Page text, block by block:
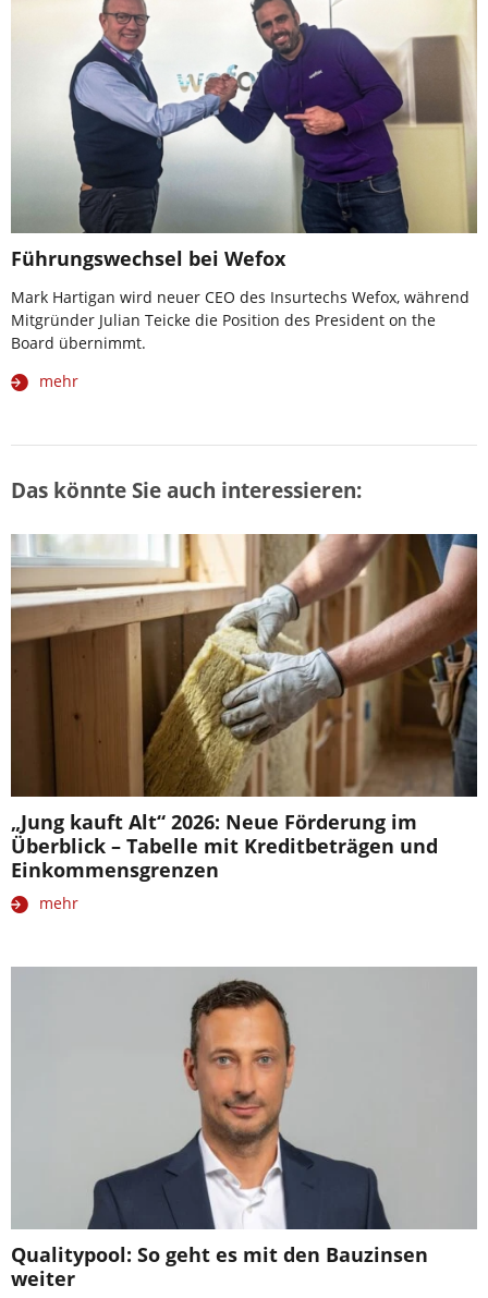
Führungswechsel bei Wefox
Mark Hartigan wird neuer CEO des Insurtechs Wefox, während
Mitgründer Julian Teicke die Position des President on the
Board übernimmt.
mehr
Das könnte Sie auch interessieren:
„Jung kauft Alt“ 2026: Neue Förderung im
Überblick – Tabelle mit Kreditbeträgen und
Einkommensgrenzen
mehr
Qualitypool: So geht es mit den Bauzinsen
weiter